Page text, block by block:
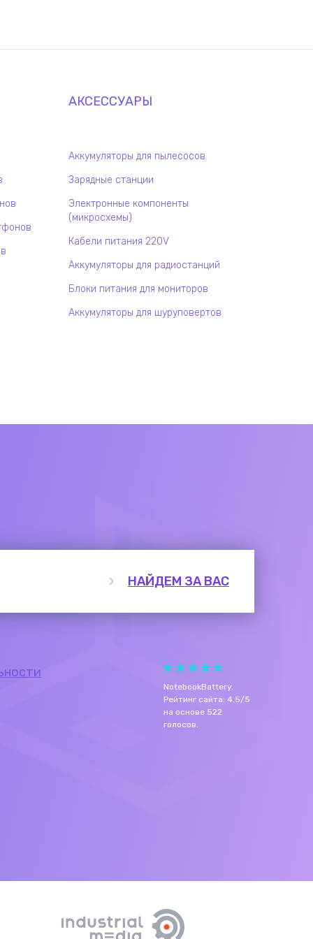
АКСЕССУАРЫ
Аккумуляторы для пылесосов
Зарядные станции
Электронные компоненты
(микросхемы)
Кабели питания 220V
Аккумуляторы для радиостанций
Блоки питания для мониторов
Аккумуляторы для шуруповертов
НАЙДЕМ ЗА ВАС
NotebookBattery.
Рейтинг сайта: 4.5/5
на основе 522
голосов.